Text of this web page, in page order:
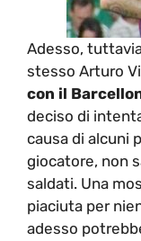
Adesso,
stesso Arturo
con il
deciso di
causa di alcuni
giocatore, non
saldati. Una
piaciuta per
adesso